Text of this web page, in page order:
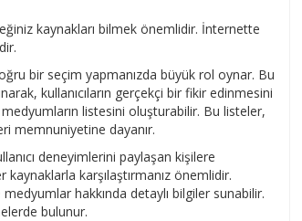
kaynakları bilmek önemlidir. İnternette
bir seçim yapmanızda büyük rol oynar. Bu
kullanıcıların gerçekçi bir fikir edinmesini
listesini oluşturabilir. Bu listeler,
memnuniyetine dayanır.
deneyimlerini paylaşan kişilere
karşılaştırmanız önemlidir.
hakkında detaylı bilgiler sunabilir.
bulunur.